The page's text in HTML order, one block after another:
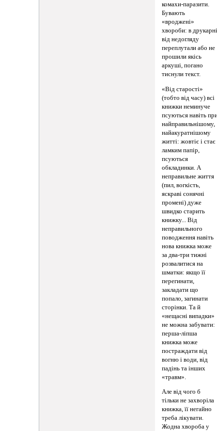
комахи-паразити.
Бувають
«вроджені»
хвороби: в
від недогляду
переплутали або не
прошили якісь
аркуші, погано
тиснули текст.
«Від старості»
(тобто від часу) всі
книжки неминуче
псуються навіть
найправильнішому,
найакуратнішому
житті: жовтіє і стає
ламким папір,
псуються
обкладинки. А
неправильне життя
(пил, вогкість,
яскраві сонячні
промені) дуже
швидко старить
книжку... Від
неправильного
поводження навіть
нова книжка може
за два-три тижні
розвалитися на
шматки: якщо її
перегинати,
закладати що
попало, загинати
сторінки. Та й
«нещасні випадки»
не можна забувати:
перша-ліпша
книжка може
постраждати від
вогню і води, від
падінь та інших
«травм».
Але від чого б
тільки не захворіла
книжка, її негайно
треба лікувати.
Жодна хвороба у